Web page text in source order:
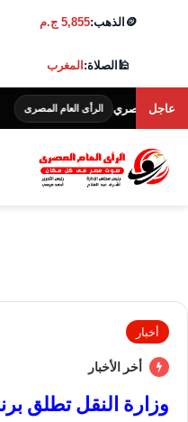
🪙 الذهب:5,855 ج.م
🕌الصلاة:المغرب
عاجل
المصري الرأى العام المصرى
أخبار
أخر الأخبار
وزارة النقل تطلق